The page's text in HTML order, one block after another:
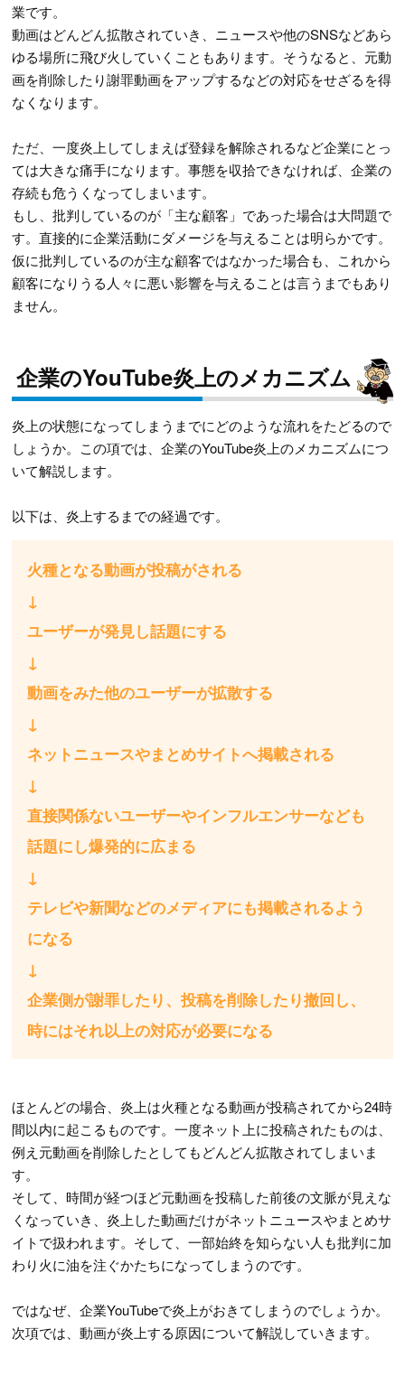
業です。
動画はどんどん拡散されていき、ニュースや他のSNSなどあら
ゆる場所に飛び火していくこともあります。そうなると、元動
画を削除したり謝罪動画をアップするなどの対応をせざるを得
なくなります。
ただ、一度炎上してしまえば登録を解除されるなど企業にとっ
ては大きな痛手になります。事態を収拾できなければ、企業の
存続も危うくなってしまいます。
もし、批判しているのが「主な顧客」であった場合は大問題で
す。直接的に企業活動にダメージを与えることは明らかです。
仮に批判しているのが主な顧客ではなかった場合も、これから
顧客になりうる人々に悪い影響を与えることは言うまでもあり
ません。
企業のYouTube炎上のメカニズム
炎上の状態になってしまうまでにどのような流れをたどるので
しょうか。この項では、企業のYouTube炎上のメカニズムにつ
いて解説します。
以下は、炎上するまでの経過です。
火種となる動画が投稿がされる
↓
ユーザーが発見し話題にする
↓
動画をみた他のユーザーが拡散する
↓
ネットニュースやまとめサイトへ掲載される
↓
直接関係ないユーザーやインフルエンサーなども
話題にし爆発的に広まる
↓
テレビや新聞などのメディアにも掲載されるよう
になる
↓
企業側が謝罪したり、投稿を削除したり撤回し、
時にはそれ以上の対応が必要になる
ほとんどの場合、炎上は火種となる動画が投稿されてから24時
間以内に起こるものです。一度ネット上に投稿されたものは、
例え元動画を削除したとしてもどんどん拡散されてしまいま
す。
そして、時間が経つほど元動画を投稿した前後の文脈が見えな
くなっていき、炎上した動画だけがネットニュースやまとめサ
イトで扱われます。そして、一部始終を知らない人も批判に加
わり火に油を注ぐかたちになってしまうのです。
ではなぜ、企業YouTubeで炎上がおきてしまうのでしょうか。
次項では、動画が炎上する原因について解説していきます。